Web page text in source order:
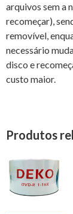
arquivos sem a
recomeçar),
removível,
necessário
disco e
custo maior.
Produtos